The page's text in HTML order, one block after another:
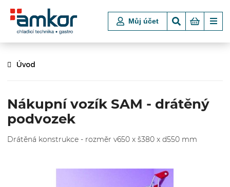
Můj účet
Úvod
Nákupní vozík SAM - drátěný
podvozek
Drátěná konstrukce - rozměr v650 x š380 x d550 mm